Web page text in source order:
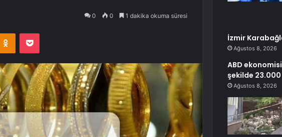
0 0 1 dakika okuma süresi
Odnoklassniki
Pocket İzmir
Ağustos 8, 2026
ABD
şekilde
Ağustos 8, 2026